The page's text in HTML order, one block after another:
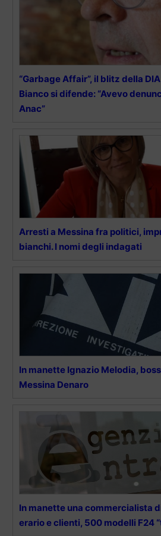
“Garbage Affair”, il blitz della
Bianco si difende: “Avevo
Anac”
Arresti a Messina fra politici,
bianchi. I nomi degli indagati
In manette Ignazio Melodia,
Messina Denaro
In manette una commercialista
erario e clienti, 500 modelli F24